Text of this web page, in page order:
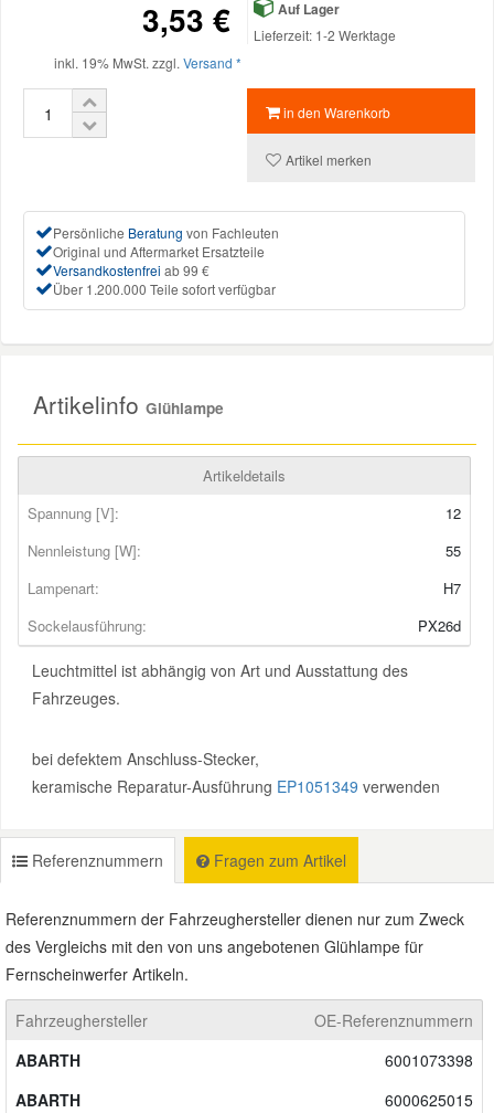
3,53 €
inkl. 19% MwSt. zzgl. Versand *
Auf Lager
Lieferzeit: 1-2 Werktage
in den Warenkorb
Artikel merken
Persönliche Beratung von Fachleuten
Original und Aftermarket Ersatzteile
Versandkostenfrei ab 99 €
Über 1.200.000 Teile sofort verfügbar
Artikelinfo Glühlampe
Artikeldetails
Spannung [V]:
12
Nennleistung [W]:
55
Lampenart:
H7
Sockelausführung:
PX26d
Leuchtmittel ist abhängig von Art und Ausstattung des
Fahrzeuges.
bei defektem Anschluss-Stecker,
keramische Reparatur-Ausführung EP1051349 verwenden
Referenznummern Fragen zum Artikel
Referenznummern der Fahrzeughersteller dienen nur zum Zweck
des Vergleichs mit den von uns angebotenen Glühlampe für
Fernscheinwerfer Artikeln.
Fahrzeughersteller
OE-Referenznummern
ABARTH
6001073398
ABARTH
6000625015
Mercedes Ersatzteile
Mitsubishi Ersatzteile
Nissan Ersatzteile
Smart Ersatzteile
Toyota Ersatzteile
Volvo Ersatzteile